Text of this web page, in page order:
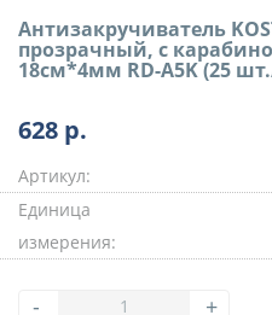
Антизакручиватель
прозрачный, с
18см*4мм RD-A5K (25
628 р.
Артикул:
Единица
измерения:
- +